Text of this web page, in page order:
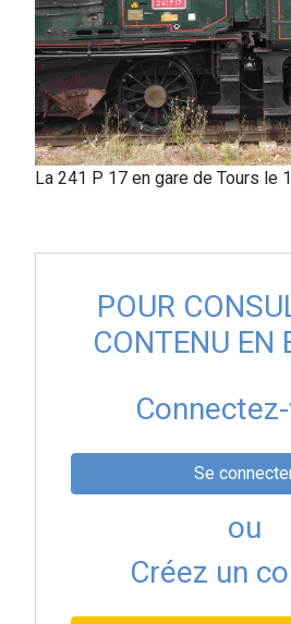
La 241 P 17 en gare de Tours le
POUR
CONTENU EN
Se
ou
Créez un